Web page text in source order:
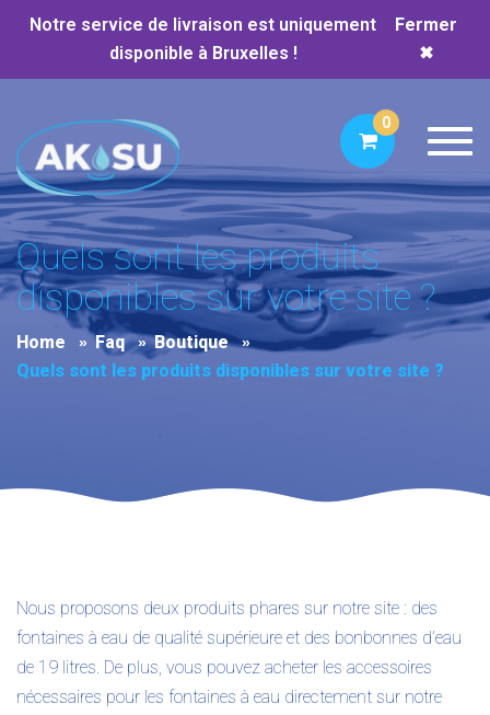
Notre service de livraison est uniquement
disponible à Bruxelles !
Fermer
✖
0
Quels sont les produits
disponibles sur votre site ?
Home Faq
Boutique
Quels sont les produits disponibles sur votre site ?
Nous proposons deux produits phares sur notre site : des
fontaines à eau de qualité supérieure et des bonbonnes d’eau
de 19 litres. De plus, vous pouvez acheter les accessoires
nécessaires pour les fontaines à eau directement sur notre